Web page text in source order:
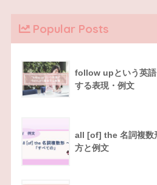
Popular Posts
follow upという英語
する表現・例文
all [of] the 名詞複数
方と例文